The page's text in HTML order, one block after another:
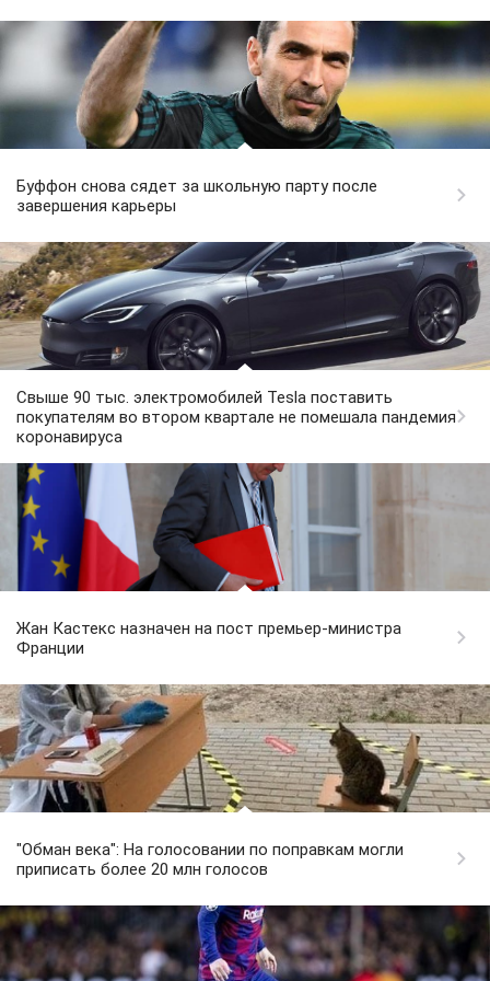
Буффон снова сядет за школьную парту после
завершения карьеры
Свыше 90 тыс. электромобилей Tesla поставить
покупателям во втором квартале не помешала пандемия
коронавируса
Жан Кастекс назначен на пост премьер-министра
Франции
"Обман века": На голосовании по поправкам могли
приписать более 20 млн голосов